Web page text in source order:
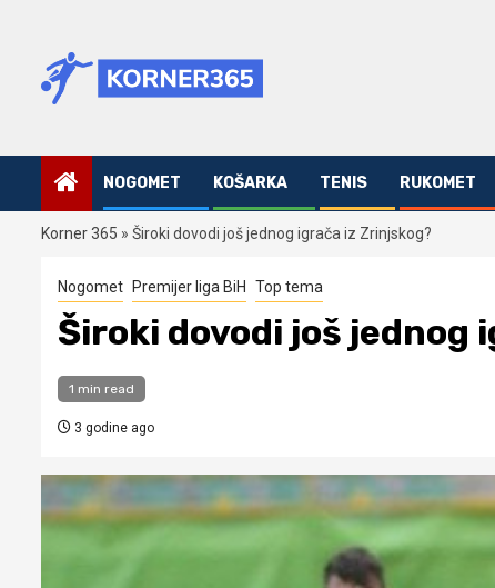
content
NOGOMET KOŠARKA TENIS RUKOMET
Korner 365 » Široki dovodi još jednog igrača iz Zrinjskog?
Nogomet Premijer liga BiH Top tema
Široki dovodi još jednog
1 min read
3 godine ago